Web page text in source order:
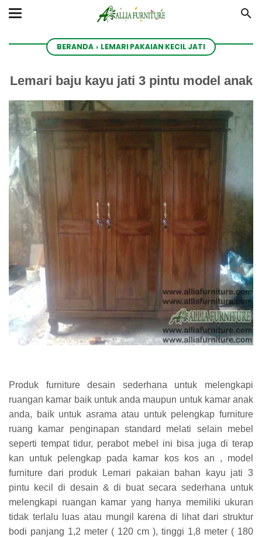
BERANDA › LEMARI PAKAIAN KECIL JATI
Lemari baju kayu jati 3 pintu model anak
Produk furniture desain sederhana untuk melengkapi
ruangan kamar baik untuk anda maupun untuk kamar anak
anda, baik untuk asrama atau untuk pelengkap furniture
ruang kamar penginapan standard melati selain mebel
seperti tempat tidur, perabot mebel ini bisa juga di terap
kan untuk pelengkap pada kamar kos kos an , model
furniture dari produk Lemari pakaian bahan kayu jati 3
pintu kecil di desain & di buat secara sederhana untuk
melengkapi ruangan kamar yang hanya memiliki ukuran
tidak terlalu luas atau mungil karena di lihat dari struktur
bodi panjang 1,2 meter ( 120 cm ), tinggi 1,8 meter ( 180